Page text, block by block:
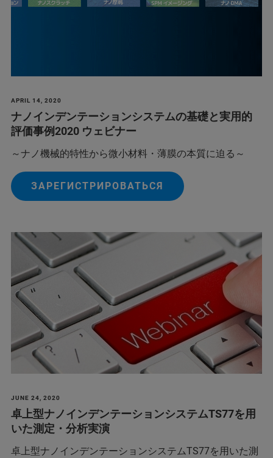
APRIL 14, 2020
ナノインデンテーションシステムの基礎と実用的
評価事例2020 ウェビナー
～ナノ機械的特性から微小材料・薄膜の本質に迫る～
ЗАРЕГИСТРИРОВАТЬСЯ
JUNE 24, 2020
卓上型ナノインデンテーションシステムTS77を用
いた測定・分析実演
卓上型ナノインデンテーションシステムTS77を用いた測